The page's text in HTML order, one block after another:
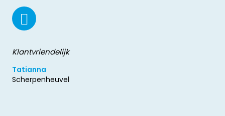
Klantvriendelijk
Tatianna
Scherpenheuvel